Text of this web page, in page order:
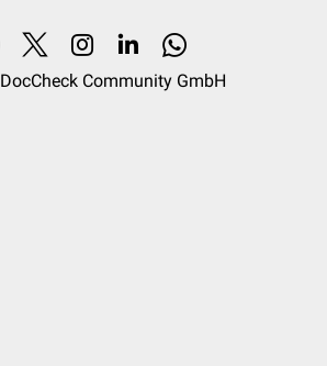
DocCheck Community GmbH